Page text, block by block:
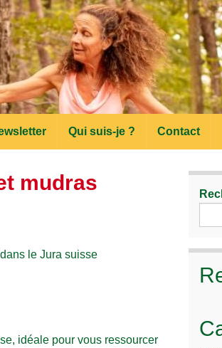
Qui suis-je ? Contact
mudras
le Jura suisse
idéale pour vous ressourcer